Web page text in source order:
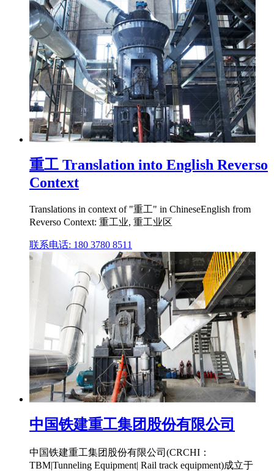
重工 Translation into English Reverso
Context
Translations in context of "重工" in ChineseEnglish from
Reverso Context: 重工业, 重工业区
联系电话: 180 3780 8511
中国铁建重工集团股份有限公司
中国铁建重工集团股份有限公司(CRCHI：
TBM|Tunneling Equipment| Rail track equipment)成立于